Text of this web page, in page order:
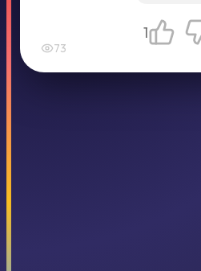
73
1